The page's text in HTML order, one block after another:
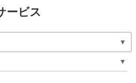
ービス